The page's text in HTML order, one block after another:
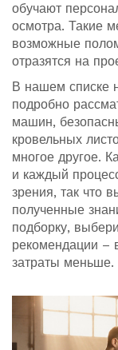
обучают
осмотра. Такие
возможные
отразятся на
В нашем списке
подробно
машин,
кровельных
многое другое.
и каждый
зрения, так что
полученные
подборку,
рекомендации –
затраты меньше.